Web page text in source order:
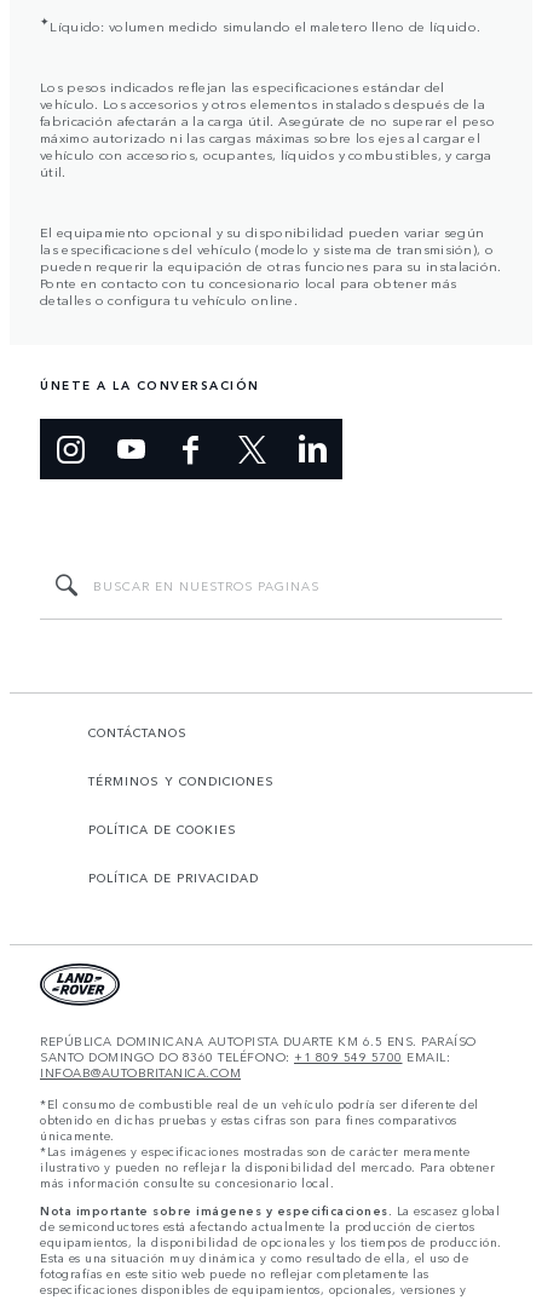
✦Líquido: volumen medido simulando el maletero lleno de líquido.
Los pesos indicados reflejan las especificaciones estándar del
vehículo. Los accesorios y otros elementos instalados después de la
fabricación afectarán a la carga útil. Asegúrate de no superar el peso
máximo autorizado ni las cargas máximas sobre los ejes al cargar el
vehículo con accesorios, ocupantes, líquidos y combustibles, y carga
útil.
El equipamiento opcional y su disponibilidad pueden variar según
las especificaciones del vehículo (modelo y sistema de transmisión), o
pueden requerir la equipación de otras funciones para su instalación.
Ponte en contacto con tu concesionario local para obtener más
detalles o configura tu vehículo online.
ÚNETE A LA CONVERSACIÓN
CONTÁCTANOS
TÉRMINOS Y CONDICIONES
POLÍTICA DE COOKIES
POLÍTICA DE PRIVACIDAD
REPÚBLICA DOMINICANA AUTOPISTA DUARTE KM 6.5 ENS. PARAÍSO
SANTO DOMINGO DO 8360 TELÉFONO: +1 809 549 5700 EMAIL:
INFOAB@AUTOBRITANICA.COM
*El consumo de combustible real de un vehículo podría ser diferente del
obtenido en dichas pruebas y estas cifras son para fines comparativos
únicamente.
*Las imágenes y especificaciones mostradas son de carácter meramente
ilustrativo y pueden no reflejar la disponibilidad del mercado. Para obtener
más información consulte su concesionario local.
Nota importante sobre imágenes y especificaciones. La escasez global
de semiconductores está afectando actualmente la producción de ciertos
equipamientos, la disponibilidad de opcionales y los tiempos de producción.
Esta es una situación muy dinámica y como resultado de ella, el uso de
fotografías en este sitio web puede no reflejar completamente las
especificaciones disponibles de equipamientos, opcionales, versiones y